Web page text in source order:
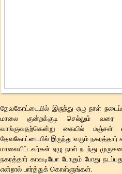
தேவகோட்டையில் இருந்து ஏழு நாள்
மாலை குன்றக்குடி செல்லும் வரை
வாங்குவதற்கென்று கையில் மஞ்சள்
தேவகோட்டையில் இருந்து வரும் நகரத்தார்
மாலையிட்டவர்கள் ஏழு நாள் நடந்து
நகரத்தார் காவடியோ போகும் போது
என்றால் பார்த்துக் கொள்ளுங்கள்.